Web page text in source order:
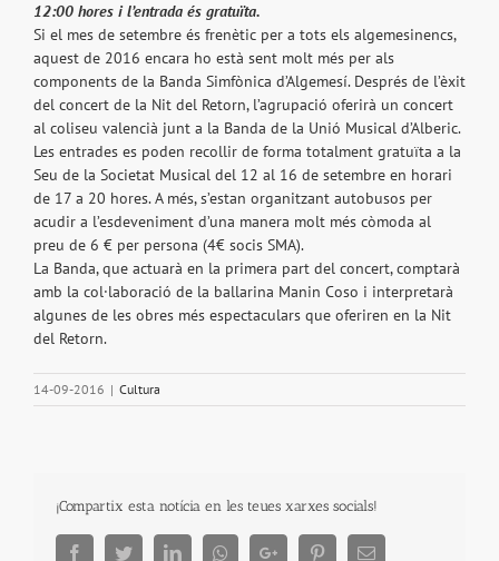
12:00 hores i l’entrada és gratuïta.
Si el mes de setembre és frenètic per a tots els algemesinencs,
aquest de 2016 encara ho està sent molt més per als
components de la Banda Simfònica d’Algemesí. Després de l’èxit
del concert de la Nit del Retorn, l’agrupació oferirà un concert
al coliseu valencià junt a la Banda de la Unió Musical d’Alberic.
Les entrades es poden recollir de forma totalment gratuïta a la
Seu de la Societat Musical del 12 al 16 de setembre en horari
de 17 a 20 hores. A més, s’estan organitzant autobusos per
acudir a l’esdeveniment d’una manera molt més còmoda al
preu de 6 € per persona (4€ socis SMA).
La Banda, que actuarà en la primera part del concert, comptarà
amb la col·laboració de la ballarina Manin Coso i interpretarà
algunes de les obres més espectaculars que oferiren en la Nit
del Retorn.
14-09-2016 | Cultura
¡Compartix esta notícia en les teues xarxes socials!
FacebookTwitterLinkedInWhatsappGoogle+ PinterestEmail